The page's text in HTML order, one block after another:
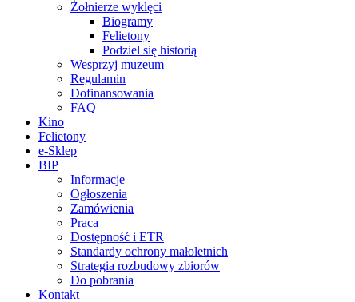
Żołnierze wyklęci
Biogramy
Felietony
Podziel się historią
Wesprzyj muzeum
Regulamin
Dofinansowania
FAQ
Kino
Felietony
e-Sklep
BIP
Informacje
Ogłoszenia
Zamówienia
Praca
Dostępność i ETR
Standardy ochrony małoletnich
Strategia rozbudowy zbiorów
Do pobrania
Kontakt